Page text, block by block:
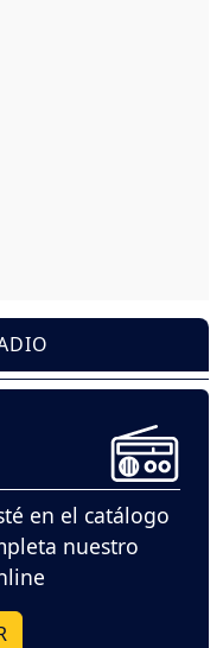
en el catálogo
nuestro